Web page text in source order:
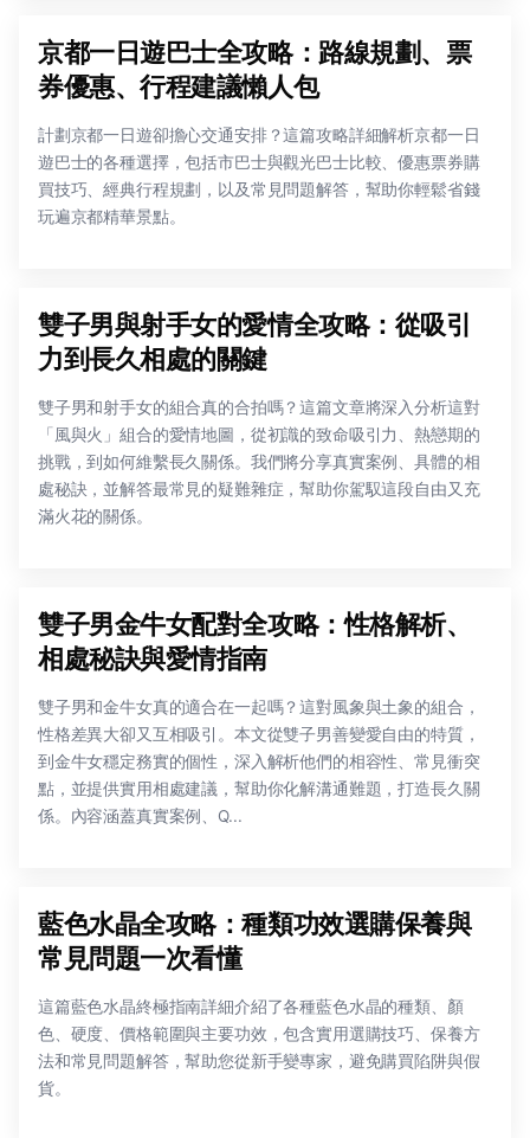
京都一日遊巴士全攻略：路線規劃、票
券優惠、行程建議懶人包
計劃京都一日遊卻擔心交通安排？這篇攻略詳細解析京都一日
遊巴士的各種選擇，包括市巴士與觀光巴士比較、優惠票券購
買技巧、經典行程規劃，以及常見問題解答，幫助你輕鬆省錢
玩遍京都精華景點。
雙子男與射手女的愛情全攻略：從吸引
力到長久相處的關鍵
雙子男和射手女的組合真的合拍嗎？這篇文章將深入分析這對
「風與火」組合的愛情地圖，從初識的致命吸引力、熱戀期的
挑戰，到如何維繫長久關係。我們將分享真實案例、具體的相
處秘訣，並解答最常見的疑難雜症，幫助你駕馭這段自由又充
滿火花的關係。
雙子男金牛女配對全攻略：性格解析、
相處秘訣與愛情指南
雙子男和金牛女真的適合在一起嗎？這對風象與土象的組合，
性格差異大卻又互相吸引。本文從雙子男善變愛自由的特質，
到金牛女穩定務實的個性，深入解析他們的相容性、常見衝突
點，並提供實用相處建議，幫助你化解溝通難題，打造長久關
係。內容涵蓋真實案例、Q...
藍色水晶全攻略：種類功效選購保養與
常見問題一次看懂
這篇藍色水晶終極指南詳細介紹了各種藍色水晶的種類、顏
色、硬度、價格範圍與主要功效，包含實用選購技巧、保養方
法和常見問題解答，幫助您從新手變專家，避免購買陷阱與假
貨。